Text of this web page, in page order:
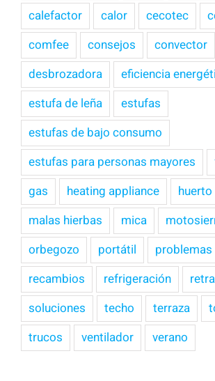
calefactor
calor cecotec
comfee
consejos
convector
desbrozadora
eficiencia
estufa de leña
estufas
estufas de bajo consumo
estufas para personas mayores
gas
heating appliance huerto
malas hierbas
mica
orbegozo
portátil problemas
recambios
refrigeración
soluciones
techo terraza
trucos
ventilador verano